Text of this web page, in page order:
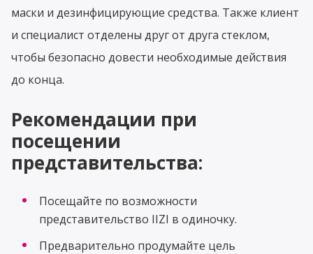
маски и дезинфицирующие средства. Также клиент
и специалист отделены друг от друга стеклом,
чтобы безопасно довести необходимые действия
до конца.
Рекомендации при
посещении
представительства:
Посещайте по возможности
представительство IIZI в одиночку.
Предварительно продумайте цель